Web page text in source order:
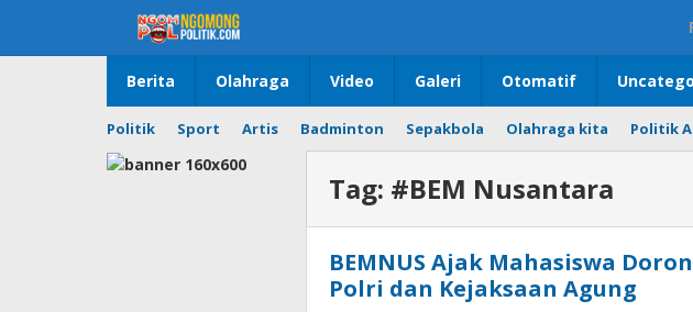
content
Berita Olahraga Video Galeri Otomatif
Politik Sport Artis Badminton Sepakbola Olahraga kita Politik
Tag: #BEM Nusantara
BEMNUS Ajak Mahasiswa
Polri dan Kejaksaan Agung